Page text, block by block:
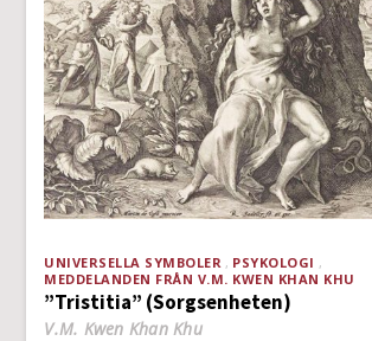
UNIVERSELLA SYMBOLER
PSYKOLOGI
MEDDELANDEN FRÅN V.M. KWEN KHAN KHU
”Tristitia” (Sorgsenheten)
V.M. Kwen Khan Khu